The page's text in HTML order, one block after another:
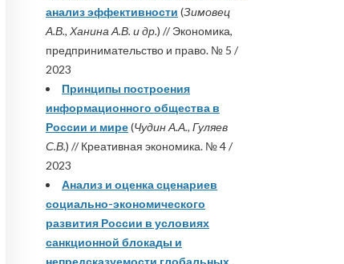
анализ эффективности (Зимовец
А.В., Ханина А.В. и др.) // Экономика,
предпринимательство и право. № 5 /
2023
Принципы построения
информационного общества в
России и мире(Чудин А.А., Гуляев
С.В.) // Креативная экономика. № 4 /
2023
Анализ и оценка сценариев
социально-экономического
развития России в условиях
санкционной блокады и
непредсказуемости глобальных